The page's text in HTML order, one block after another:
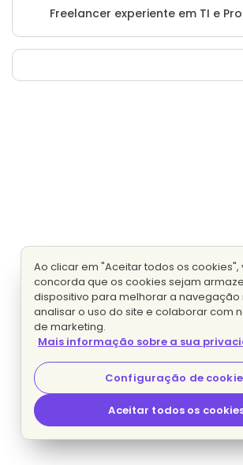
Freelancer experiente em TI e
Ao clicar em "Aceitar todos os cookies",
concorda que os cookies sejam
dispositivo para melhorar a navegação
analisar o uso do site e colaborar com
de marketing.
Mais informação sobre a sua
Configuração de
Aceitar todos os